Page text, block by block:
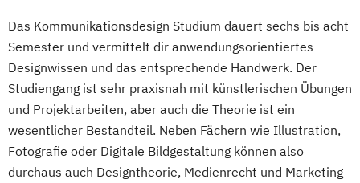
Das Kommunikationsdesign Studium dauert sechs bis acht
Semester und vermittelt dir anwendungsorientiertes
Designwissen und das entsprechende Handwerk. Der
Studiengang ist sehr praxisnah mit künstlerischen Übungen
und Projektarbeiten, aber auch die Theorie ist ein
wesentlicher Bestandteil. Neben Fächern wie Illustration,
Fotografie oder Digitale Bildgestaltung können also
durchaus auch Designtheorie, Medienrecht und Marketing